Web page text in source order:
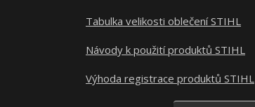
Tabulka velikosti oblečení STIHL
Návody k použití produktů STIHL
Výhoda registrace produktů STIHL